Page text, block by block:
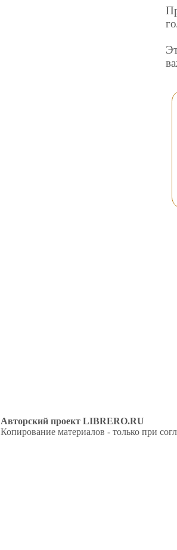
Авторский проект LIBRERO.RU
Копирование материалов - только при